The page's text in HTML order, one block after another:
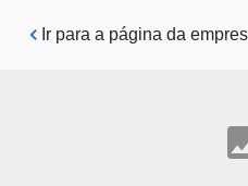
Pular para o conteúdo
Ir para a página da